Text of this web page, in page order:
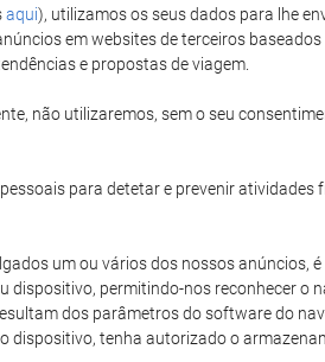
aqui), utilizamos os seus dados para lhe
em websites de terceiros
e propostas de viagem.
não utilizaremos, sem o seu
para detetar e prevenir atividades
um ou vários dos nossos anúncios, é
dispositivo, permitindo-nos reconhecer o
dos parâmetros do software do
dispositivo, tenha autorizado o